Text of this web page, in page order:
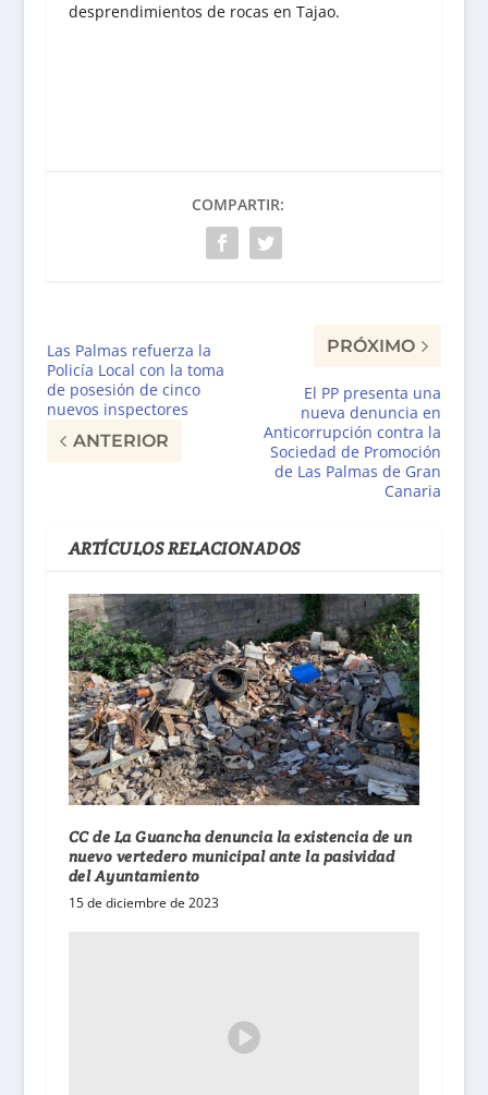
desprendimientos de rocas en Tajao.
COMPARTIR:
Las Palmas refuerza la
Policía Local con la toma
de posesión de cinco
nuevos inspectores
ANTERIOR
PRÓXIMO
El PP presenta una
nueva denuncia en
Anticorrupción contra la
Sociedad de Promoción
de Las Palmas de Gran
Canaria
ARTÍCULOS RELACIONADOS
CC de La Guancha denuncia la existencia de un
nuevo vertedero municipal ante la pasividad
del Ayuntamiento
15 de diciembre de 2023